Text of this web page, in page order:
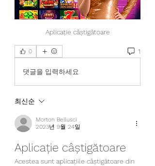
Aplicație câștigătoare
0 1
댓글을 입력하세요.
최신순
Morton Bellusci
2023년 9월 24일
Aplicație câștigătoare
Acestea sunt aplicațiile câștigătoare din